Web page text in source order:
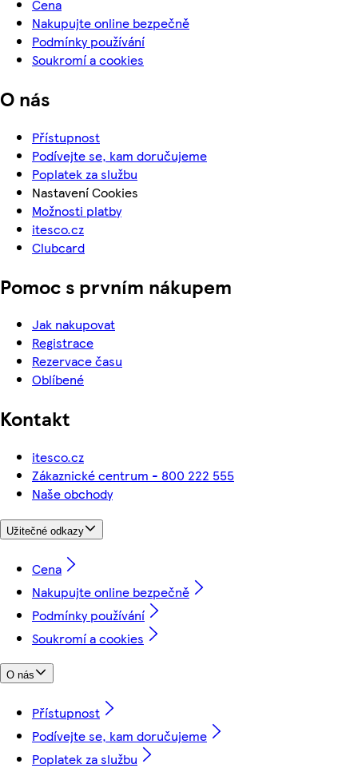
Cena
Nakupujte online bezpečně
Podmínky používání
Soukromí a cookies
O nás
Přístupnost
Podívejte se, kam doručujeme
Poplatek za službu
Nastavení Cookies
Možnosti platby
itesco.cz
Clubcard
Pomoc s prvním nákupem
Jak nakupovat
Registrace
Rezervace času
Oblíbené
Kontakt
itesco.cz
Zákaznické centrum - 800 222 555
Naše obchody
Užitečné odkazy
Cena
Nakupujte online bezpečně
Podmínky používání
Soukromí a cookies
O nás
Přístupnost
Podívejte se, kam doručujeme
Poplatek za službu